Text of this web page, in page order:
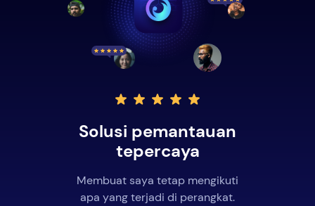
Solusi pemantauan
tepercaya
Membuat saya tetap mengikuti
apa yang terjadi di perangkat.